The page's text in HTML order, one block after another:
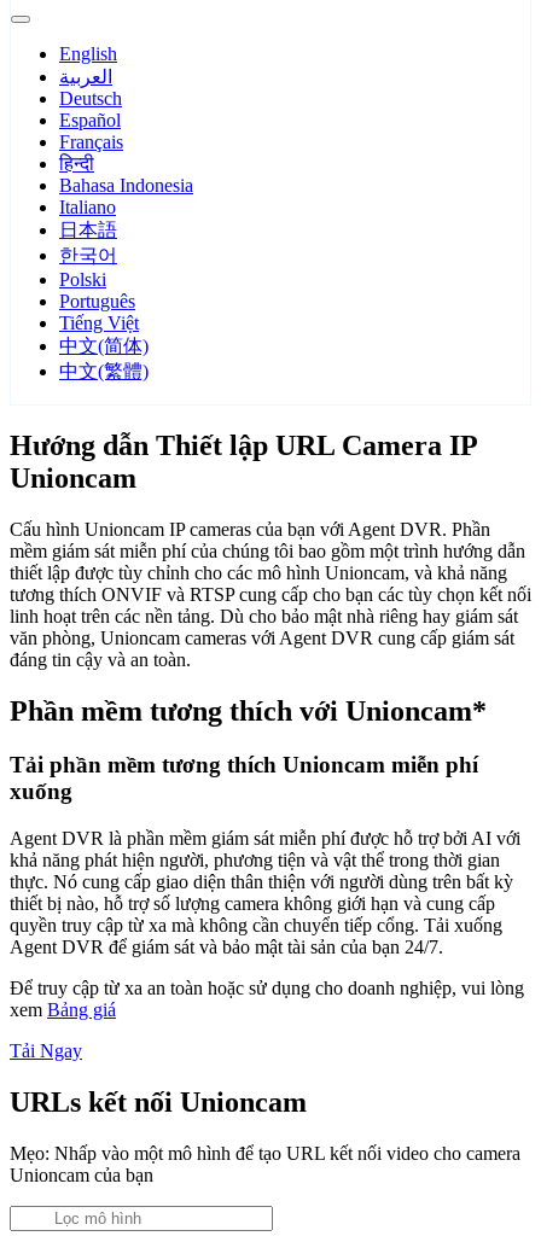
English
العربية
Deutsch
Español
Français
हिन्दी
Bahasa Indonesia
Italiano
日本語
한국어
Polski
Português
Tiếng Việt
中文(简体)
中文(繁體)
Hướng dẫn Thiết lập URL Camera IP
Unioncam
Cấu hình Unioncam IP cameras của bạn với Agent DVR. Phần
mềm giám sát miễn phí của chúng tôi bao gồm một trình hướng dẫn
thiết lập được tùy chỉnh cho các mô hình Unioncam, và khả năng
tương thích ONVIF và RTSP cung cấp cho bạn các tùy chọn kết nối
linh hoạt trên các nền tảng. Dù cho bảo mật nhà riêng hay giám sát
văn phòng, Unioncam cameras với Agent DVR cung cấp giám sát
đáng tin cậy và an toàn.
Phần mềm tương thích với Unioncam*
Tải phần mềm tương thích Unioncam miễn phí
xuống
Agent DVR là phần mềm giám sát miễn phí được hỗ trợ bởi AI với
khả năng phát hiện người, phương tiện và vật thể trong thời gian
thực. Nó cung cấp giao diện thân thiện với người dùng trên bất kỳ
thiết bị nào, hỗ trợ số lượng camera không giới hạn và cung cấp
quyền truy cập từ xa mà không cần chuyển tiếp cổng. Tải xuống
Agent DVR để giám sát và bảo mật tài sản của bạn 24/7.
Để truy cập từ xa an toàn hoặc sử dụng cho doanh nghiệp, vui lòng
xem Bảng giá
Tải Ngay
URLs kết nối Unioncam
Mẹo: Nhấp vào một mô hình để tạo URL kết nối video cho camera
Unioncam của bạn